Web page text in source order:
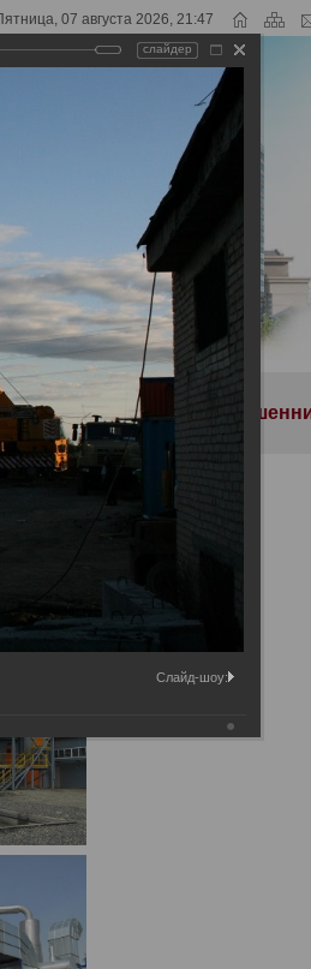
07 августа 2026, 21:47
мошеннические
слайдер
Слайд-шоу: